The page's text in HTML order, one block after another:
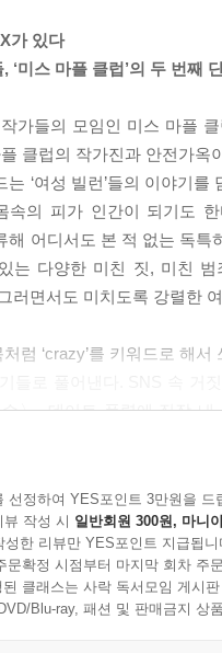
랫입술을 다시 한번 꾹 깨
게 정산을 잘못해 준 일도
가은의 어깨를 부드럽게 두
그놈 때문이지?”
리에 그놈 얼굴이 떠올랐다
」중에서
황이 분명했다.
은 그것에 비유하는 게 적
리며 익어 가는 육우의 황홀
불리고 동물이라면 대부분
혈일 경우도 마찬가지다.
면 다른 사람이 내 주인이 되
론 내 안에서만 가능하다. 내
마이 블러드(He’s my blood)
가 있다
‘미스 마플 클럽’의 두 번째
가들의 모임인 미스 마플
클럽의 작가진과 안전가
는 ‘여성 빌런’들의 이야기
속의 피가 인간이 되기도
해 어디서도 본 적 없는 독특
는 다양한 미친 짓, 미친
러면서도 미치도록 강렬한
처럼 ‘crazy’를 키워드로 해
〉, 데이트 폭력에 직장
《미친 X들》은 제목처럼
주듯이 어쩌면 우리의 삶
도 모른다. 신기한 건 《미
리는 ‘미친 X들’의 이야기
선정하여 YES포인트 3만원을 드
작성 시 일반회원 300원, 마니
한 리뷰만 YES포인트 지급됩니
문확정 시점부터 마지막 회차 주
클래스는 사락 독서모임 게시
Blu-ray, 패션 및 판매금지 상